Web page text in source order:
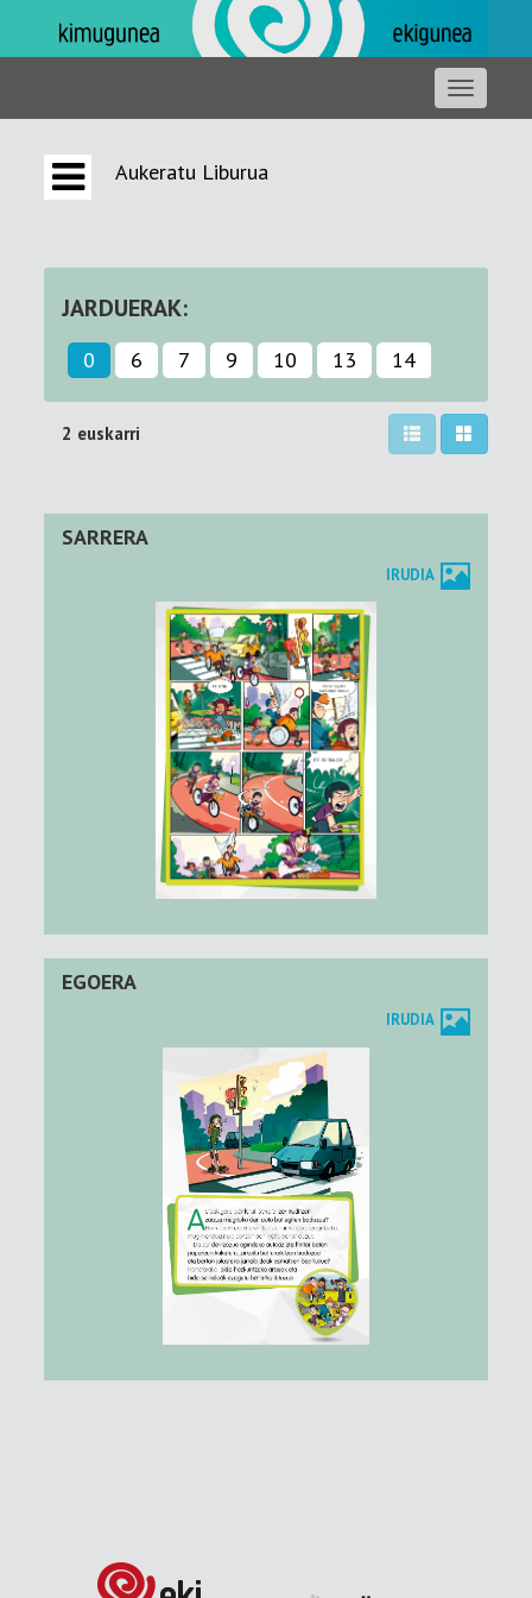
Aukeratu Liburua
JARDUERAK:
0 6 7 9 10 13 14
2 euskarri
SARRERA
IRUDIA
EGOERA
IRUDIA